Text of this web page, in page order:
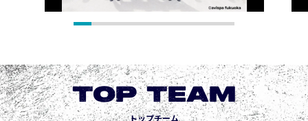
TOP TEAM
トップチーム